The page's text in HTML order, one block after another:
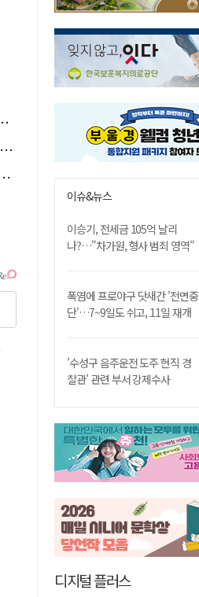
이슈&뉴스
이승기, 전세금 105억 날리
나?…"차가원, 형사 범죄 영역"
폭염에 프로야구 닷새간 '전면중
단'…7~9일도 쉬고, 11일 재개
'수성구 음주운전 도주 현직 경
찰관' 관련 부서 강제수사
디지털 플러스